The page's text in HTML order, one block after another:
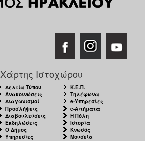
Χάρτης Ιστοχώρου
Δελτία Τύπου
Ανακοινώσεις
Διαγωνισμοί
Προσλήψεις
Διαβουλεύσεις
Εκδηλώσεις
Ο Δήμος
Υπηρεσίες
Κ.Ε.Π.
Τηλέφωνα
e-Υπηρεσίες
e-Αιτήματα
Η Πόλη
Ιστορία
Κνωσός
Μουσεία